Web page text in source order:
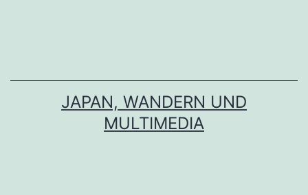
JAPAN, WANDERN UND
MULTIMEDIA